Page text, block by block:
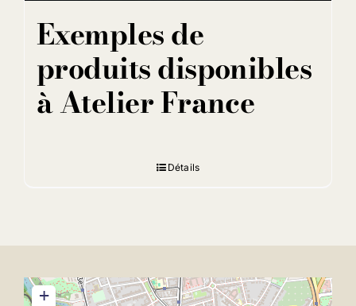
Exemples de
produits disponibles
à Atelier France
Détails
+